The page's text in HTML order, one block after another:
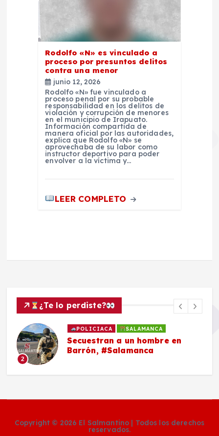
Rodolfo «N» es vinculado a
proceso por presuntos delitos
contra una menor
junio 12, 2026
Rodolfo «N» fue vinculado a
proceso penal por su probable
responsabilidad en los delitos de
violación y corrupción de menores
en el municipio de Irapuato.
Información compartida de
manera oficial por las autoridades,
explica que Rodolfo «N» se
aprovechaba de su labor como
instructor deportivo para poder
envolver a la víctima y…
LEER COMPLETO
¿Te lo perdiste?
2
POLICIACA SALAMANCA
Secuestran a un hombre en
Barrón, #Salamanca
Copyright © 2026 El Salmantino | Todos los derechos
reservados.